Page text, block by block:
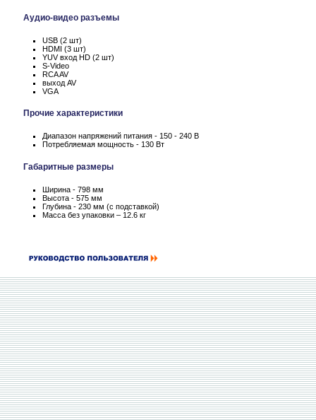
Аудио-видео разъемы
USB (2 шт)
HDMI (3 шт)
YUV вход HD (2 шт)
S-Video
RCA AV
выход AV
VGA
Прочие характеристики
Диапазон напряжений питания - 150 - 240 В
Потребляемая мощность - 130 Вт
Габаритные размеры
Ширина - 798 мм
Высота - 575 мм
Глубина - 230 мм (c подставкой)
Масса без упаковки – 12.6 кг